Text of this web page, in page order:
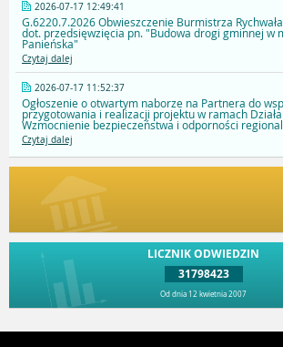
2026-07-17 12:49:41
G.6220.7.2026 Obwieszczenie Burmistrza
dot. przedsięwzięcia pn. "Budowa drogi gminnej w
Panieńska"
Czytaj dalej
2026-07-17 11:52:37
Ogłoszenie o otwartym naborze na Partnera do
przygotowania i realizacji projektu w ramach
Wzmocnienie bezpieczeństwa i odporności
Czytaj dalej
LICZNIK ODWIEDZIN
31798423
Od dnia 12 kwietnia 2007